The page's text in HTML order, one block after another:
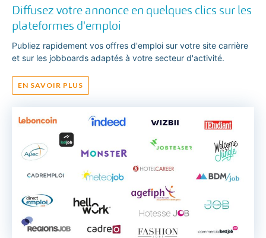
Diffusez votre annonce en quelques clics sur les
plateformes d'emploi
Publiez rapidement vos offres d'emploi sur votre site carrière
et sur les jobboards adaptés à votre secteur d'activité.
EN SAVOIR PLUS